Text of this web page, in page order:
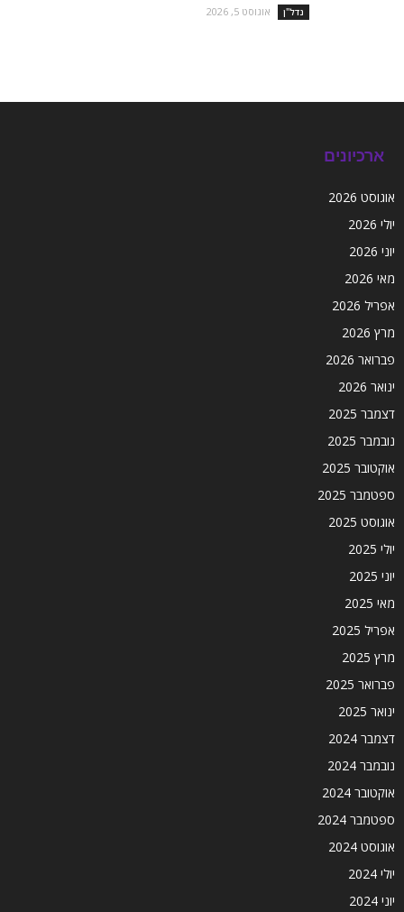
נדל''ן אוגוסט 5, 2026
ארכיונים
אוגוסט 2026
יולי 2026
יוני 2026
מאי 2026
אפריל 2026
מרץ 2026
פברואר 2026
ינואר 2026
דצמבר 2025
נובמבר 2025
אוקטובר 2025
ספטמבר 2025
אוגוסט 2025
יולי 2025
יוני 2025
מאי 2025
אפריל 2025
מרץ 2025
פברואר 2025
ינואר 2025
דצמבר 2024
נובמבר 2024
אוקטובר 2024
ספטמבר 2024
אוגוסט 2024
יולי 2024
יוני 2024